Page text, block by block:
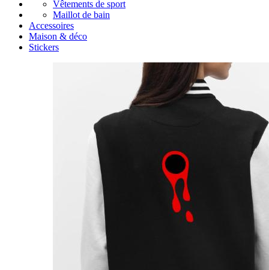
Vêtements de sport
Maillot de bain
Accessoires
Maison & déco
Stickers